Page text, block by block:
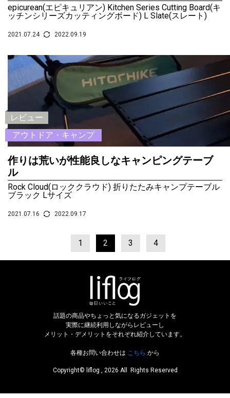
epicurean(エピキュリアン) Kitchen Series Cutting Board(キ
ッチンシリーズカッティングボード) L Slate(スレート)
2021.07.24 2022.09.19
レビュー
アウトドア・キャンプ
作りは荒いが性能良しなキャンピングテーブ
ル
Rock Cloud(ロッククラウド) 折りたたみキャンプテーブル
ブラック Lサイズ
2021.07.16 2022.09.17
1 2 3 4
話題の商品やちょっと気になるガジェットを
実際に継続利用しながらレビューし
メリット・デメリットをそれぞれ紹介しています。
各種お問い合わせは こちら から
Copyright© liflog , 2026 All Rights Reserved